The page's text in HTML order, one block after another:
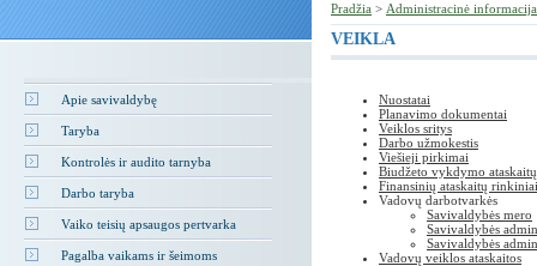
Apie savivaldybę
Taryba
Kontrolės ir audito tarnyba
Darbo taryba
Vaiko teisių apsaugos pertvarka
Pagalba vaikams ir šeimoms
Pradžia > Administracinė informacija
VEIKLA
Nuostatai
Planavimo dokumentai
Veiklos sritys
Darbo užmokestis
Viešieji pirkimai
Biudžeto vykdymo
Finansinių ataskaitų rinkiniai
Vadovų darbotvarkės
Savivaldybės mero
Savivaldybės
Savivaldybės
Vadovų veiklos ataskaitos